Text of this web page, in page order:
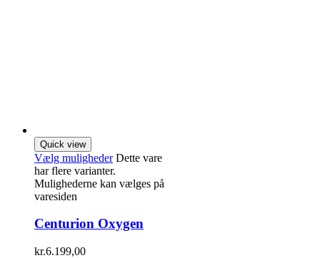
Quick view
Vælg muligheder Dette vare
har flere varianter.
Mulighederne kan vælges på
varesiden
Centurion Oxygen
kr.6.199,00